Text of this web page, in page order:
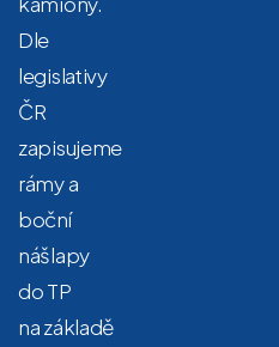
Dle
legislativy
ČR
zapisujeme
rámy a
boční
nášlapy
do TP
na základě